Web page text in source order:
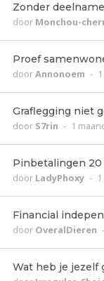
Zonder
door Monchou-
Proef
doorAnnonoem -
Graflegging niet
door S7rin - 1
Pinbetalingen
door LadyPhoxy -
Financial
door OveralDieren -
Wat heb je jezelf